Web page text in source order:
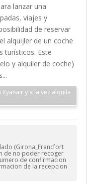
lanzar una
viajes y
de reservar
alquijler de un coche
turísticos. Este
y alquiler de coche)
y a la vez alquila
(Girona_Francfort
de no poder recoger
de confirmacion
de la recepcion